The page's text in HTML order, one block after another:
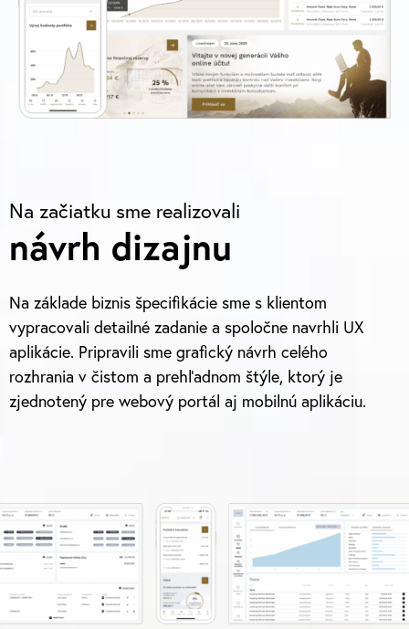
Na začiatku sme realizovali
návrh dizajnu
Na základe biznis špecifikácie sme s klientom
vypracovali detailné zadanie a spoločne navrhli UX
aplikácie. Pripravili sme grafický návrh celého
rozhrania v čistom a prehľadnom štýle, ktorý je
zjednotený pre webový portál aj mobilnú aplikáciu.